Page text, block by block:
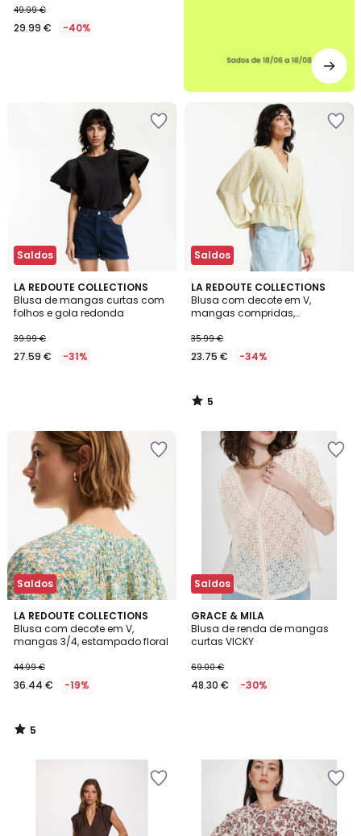
49.99 €
29.99 € -40%
Saldos
LA REDOUTE COLLECTIONS
Blusa de mangas curtas com
folhos e gola redonda
39.99 €
27.59 € -31%
Saldos
LA REDOUTE COLLECTIONS
Blusa com decote em V,
mangas compridas,
35.99 €
23.75 € -34%
5
/
5
5
/
Saldos
LA REDOUTE COLLECTIONS
Blusa com decote em V,
mangas 3/4, estampado floral
44.99 €
36.44 € -19%
5
/
5
5
/
Saldos
GRACE & MILA
Blusa de renda de mangas
curtas VICKY
69.00 €
48.30 € -30%